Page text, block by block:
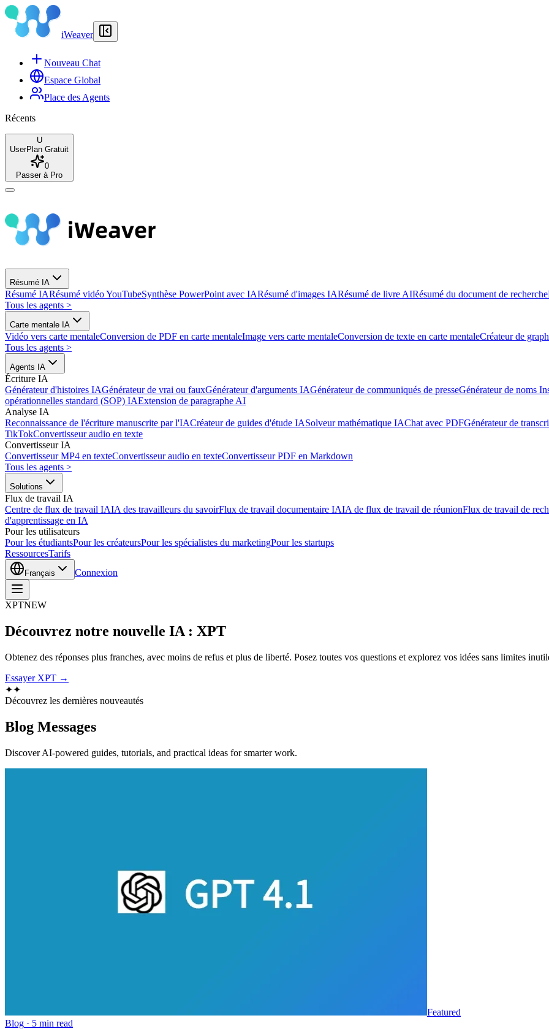
iWeaver
Nouveau Chat
Espace Global
Place des Agents
Récents
U
UserPlan Gratuit
0
Passer à Pro
Résumé IA
Résumé IARésumé vidéo YouTubeSynthèse PowerPoint avec IARésumé d'images IARésumé de livre AIRésumé du document de recherche
Tous les agents >
Carte mentale IA
Vidéo vers carte mentaleConversion de PDF en carte mentaleImage vers carte mentaleConversion de texte en carte mentaleCréateur de
Tous les agents >
Agents IA
Écriture IA
Générateur d'histoires IAGénérateur de vrai ou fauxGénérateur d'arguments IAGénérateur de communiqués de presseGénérateur de noms
opérationnelles standard (SOP) IAExtension de paragraphe AI
Analyse IA
Reconnaissance de l'écriture manuscrite par l'IACréateur de guides d'étude IASolveur mathématique IAChat avec PDFGénérateur de
TikTokConvertisseur audio en texte
Convertisseur IA
Convertisseur MP4 en texteConvertisseur audio en texteConvertisseur PDF en Markdown
Tous les agents >
Solutions
Flux de travail IA
Centre de flux de travail IAIA des travailleurs du savoirFlux de travail documentaire IAIA de flux de travail de réunionFlux de travail de
d'apprentissage en IA
Pour les utilisateurs
Pour les étudiantsPour les créateursPour les spécialistes du marketingPour les startups
RessourcesTarifs
Français Connexion
XPTNEW
Découvrez notre nouvelle IA : XPT
Obtenez des réponses plus franches, avec moins de refus et plus de liberté. Posez toutes vos questions et explorez vos idées sans limites
Essayer XPT →
✦✦
Découvrez les dernières nouveautés
Blog Messages
Discover AI-powered guides, tutorials, and practical ideas for smarter work.
Featured
Blog · 5 min read